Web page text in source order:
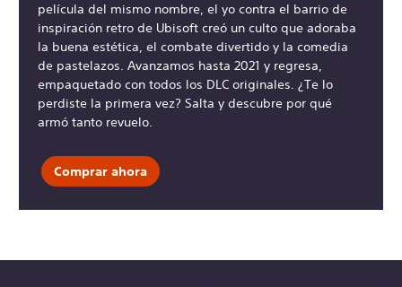
película del mismo nombre, el yo contra el barrio de
inspiración retro de Ubisoft creó un culto que adoraba
la buena estética, el combate divertido y la comedia
de pastelazos. Avanzamos hasta 2021 y regresa,
empaquetado con todos los DLC originales. ¿Te lo
perdiste la primera vez? Salta y descubre por qué
armó tanto revuelo.
Comprar ahora